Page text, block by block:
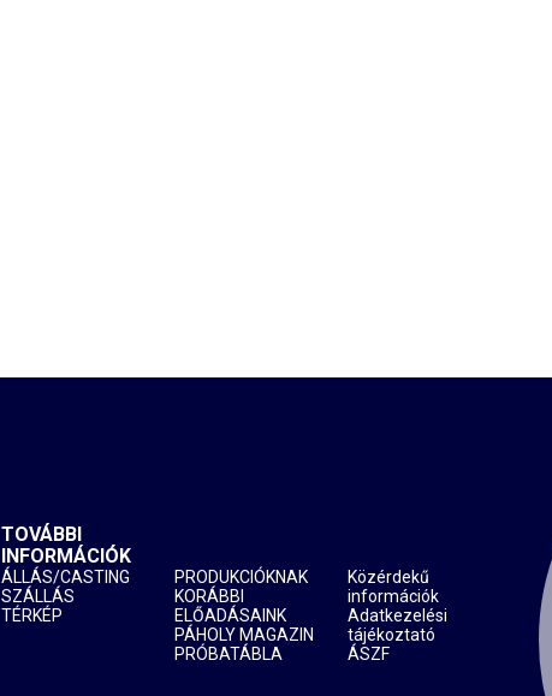
TOVÁBBI
INFORMÁCIÓK
ÁLLÁS/CASTING
SZÁLLÁS
TÉRKÉP
PRODUKCIÓKNAK
KORÁBBI
ELŐADÁSAINK
PÁHOLY MAGAZIN
PRÓBATÁBLA
Közérdekű
információk
Adatkezelési
tájékoztató
ÁSZF